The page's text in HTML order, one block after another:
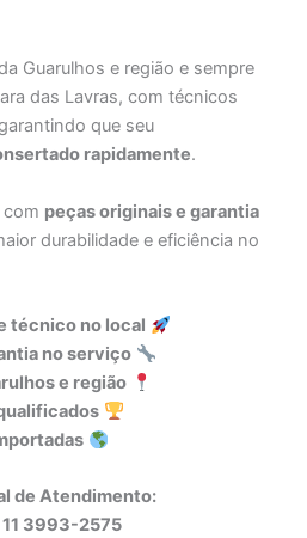
Guarulhos e região e sempre
das Lavras, com técnicos
que seu
rapidamente.
peças originais e garantia
durabilidade e eficiência no
técnico no local
no serviço
e região
de Atendimento:
11 3993-2575